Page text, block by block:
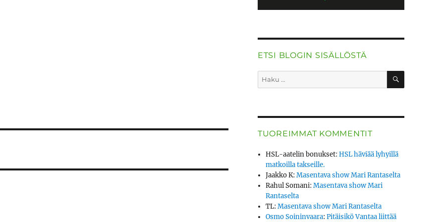
ETSI BLOGIN SISÄLLÖSTÄ
Etsi: HAKU
TUOREIMMAT KOMMENTIT
HSL-aatelin bonukset:HSL häviää lyhyillä
matkoilla takseille.
Jaakko K:Masentava show Mari Rantaselta
Rahul Somani:Masentava show Mari
Rantaselta
TL:Masentava show Mari Rantaselta
Osmo Soininvaara:Pitäisikö Vantaa liittää